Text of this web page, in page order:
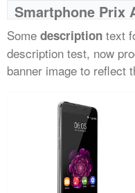
Smartphone Prix
Some description text
description test, now
banner image to reflect